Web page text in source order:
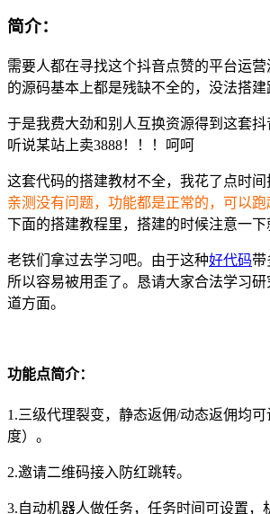
简介：
需要人都在寻找这个抖音点赞的平台运营
的源码基本上都是残缺不全的，没法搭建
于是我费大劲和别人互换资源得到这套抖
听说某站上卖3888！！！呵呵
这套代码的搭建教材不全，我花了点时间
亲测没有问题，功能都是正常的，可以跑
下面的搭建教程里，搭建的时候注意一下
老铁们拿过去学习吧。由于这种好代码带
所以容易被用歪了。恳请大家合法学习
道方面。
功能点简介：
1.三级代理裂变，静态返佣/动态返佣均可
度）。
2.邀请二维码接入防红跳转。
3.自动机器人做任务，任务时间可设置，